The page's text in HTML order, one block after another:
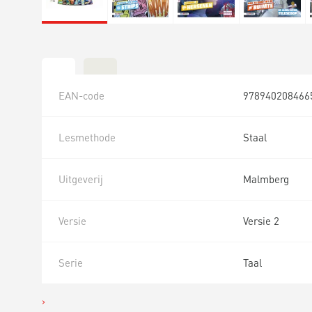
EAN-code
Lesmethode Staal
Uitgeverij Malmberg
Versie Versie 2
Serie Taal